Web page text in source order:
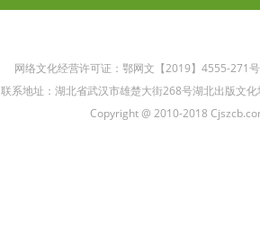
网络文化经营许可证：鄂网文【2019】4555-271
联系地址：湖北省武汉市雄楚大街268号湖北出版文
Copyright @ 2010-2018